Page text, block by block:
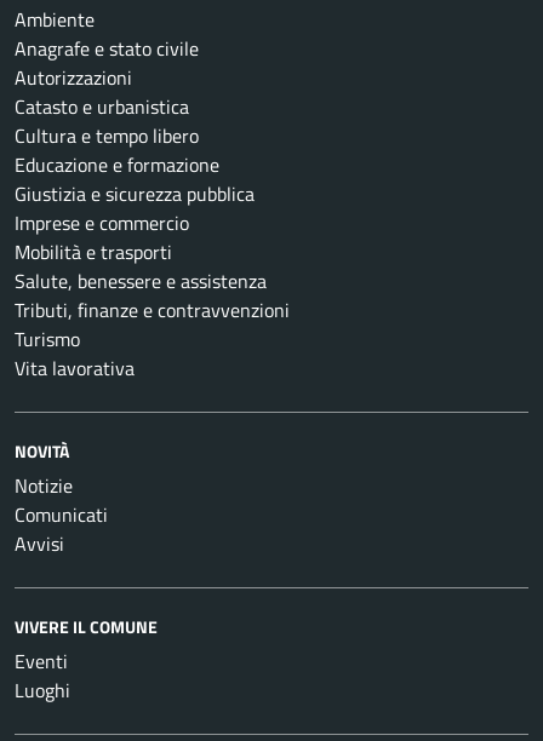
Ambiente
Anagrafe e stato civile
Autorizzazioni
Catasto e urbanistica
Cultura e tempo libero
Educazione e formazione
Giustizia e sicurezza pubblica
Imprese e commercio
Mobilità e trasporti
Salute, benessere e assistenza
Tributi, finanze e contravvenzioni
Turismo
Vita lavorativa
NOVITÀ
Notizie
Comunicati
Avvisi
VIVERE IL COMUNE
Eventi
Luoghi